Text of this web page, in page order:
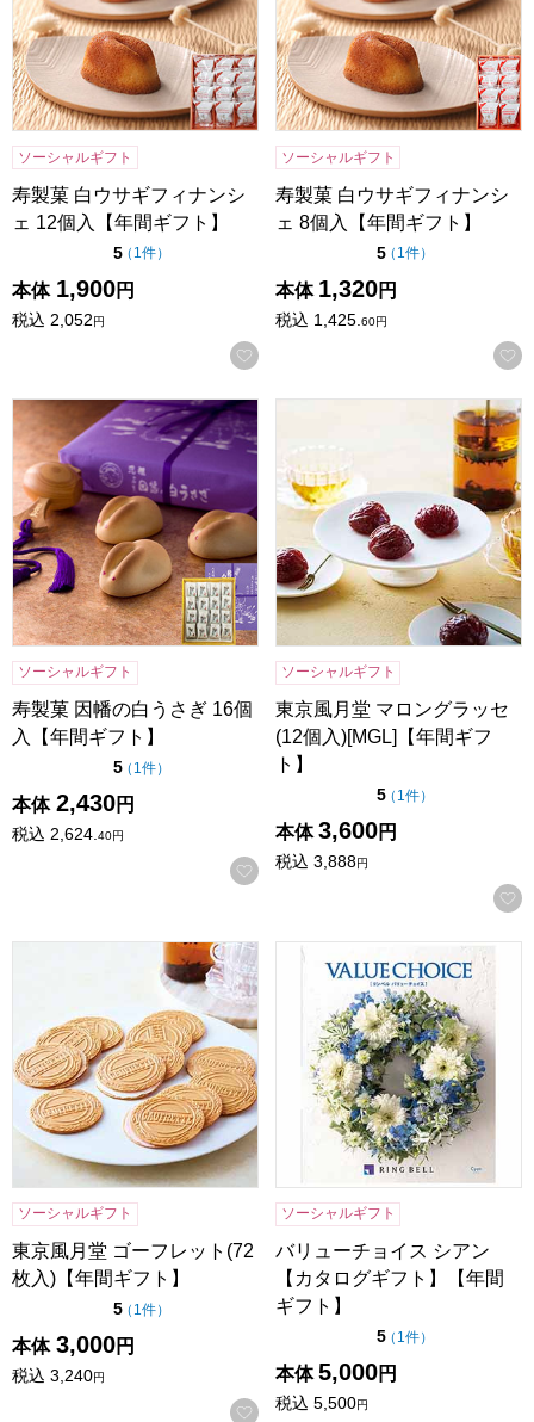
ソーシャルギフト
寿製菓 白ウサギフィナンシ
ェ 12個入【年間ギフト】
5点（5点満点中）
（ 1件の評価
）
本体 1,900円
税込 2,052円
お気に入りに登録する
ソーシャルギフト
寿製菓 白ウサギフィナンシ
ェ 8個入【年間ギフト】
5点（5点満点中）
（ 1件の評価
）
本体 1,320円
税込 1,425. 60円
寿製菓 因幡の白うさぎ 16個入【年間ギフト】
ソーシャルギフト
寿製菓 因幡の白うさぎ 16個
入【年間ギフト】
5点（5点満点中）
（ 1件の評価
）
本体 2,430円
税込 2,624.40円
お気に入りに登録する
東京風月堂 マロングラッセ
ソーシャルギフト
東京風月堂 マロングラッセ
(12個入)[MGL]【年間ギフ
ト】
5点（5点満点中）
（ 1件の評価
）
本体 3,600円
税込 3,888円
東京風月堂 ゴーフレット(72枚入)【年間ギフト】
ソーシャルギフト
東京風月堂 ゴーフレット(72
枚入)【年間ギフト】
5点（5点満点中）
（ 1件の評価
）
本体 3,000円
税込 3,240円
お気に入りに登録する
バリューチョイス シアン【
ソーシャルギフト
バリューチョイス シアン
【カタログギフト】【年間
ギフト】
5点（5点満点中）
（ 1件の評価
）
本体 5,000円
税込 5,500円